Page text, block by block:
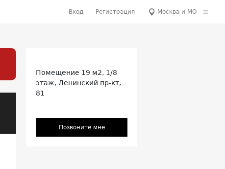
Вход Регистрация Москва и МО
Помещение 19 м2, 1/8
этаж, Ленинский пр-кт,
81
Позвоните мне